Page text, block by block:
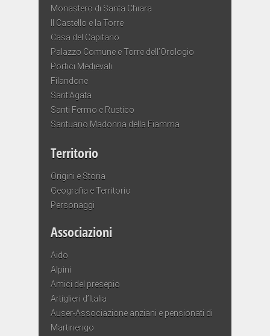
Monastero di Santa Chiara
Il Castello e la Torre
Casa del Capitano
Palazzo Comune e Torre dell’Orologio
Portici Medievali
Filandone
Sant’Agata
Santi Fermo e Rustico
Santuario Madonna della Fiamma
Territorio
Origini e Storia
Geografia e Territorio
Personaggi
Associazioni
Aido
Alpini
Amici del presepio
Artiglieri d’Italia
Auser-Associazione anziani e pensionati di
Martinengo